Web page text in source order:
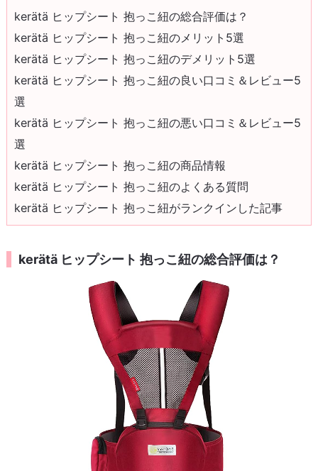
kerätä ヒップシート 抱っこ紐の総合評価は？
kerätä ヒップシート 抱っこ紐のメリット5選
kerätä ヒップシート 抱っこ紐のデメリット5選
kerätä ヒップシート 抱っこ紐の良い口コミ＆レビュー5
選
kerätä ヒップシート 抱っこ紐の悪い口コミ＆レビュー5
選
kerätä ヒップシート 抱っこ紐の商品情報
kerätä ヒップシート 抱っこ紐のよくある質問
kerätä ヒップシート 抱っこ紐がランクインした記事
kerätä ヒップシート 抱っこ紐の総合評価は？